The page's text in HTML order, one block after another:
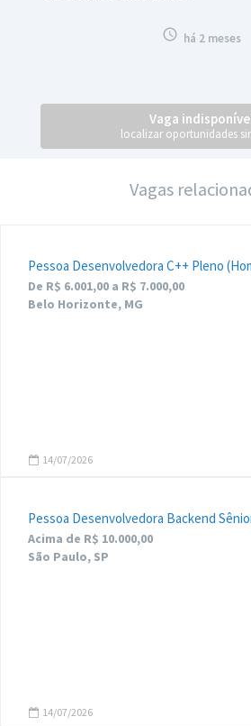
 há 2 meses
Vaga
localizar oportunidades
Vagas
Pessoa Desenvolvedora C++ Pleno
De R$ 6.001,00 a R$ 7.000,00
Belo Horizonte, MG
14/07/2026
Pessoa Desenvolvedora Backend
Acima de R$ 10.000,00
São Paulo, SP
14/07/2026